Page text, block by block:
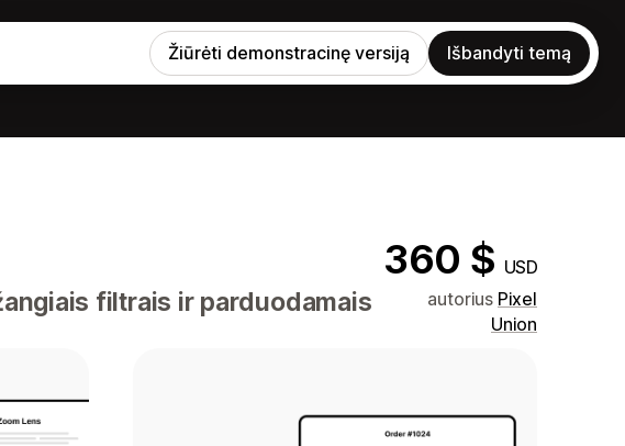
Žiūrėti demonstracinę versiją Išbandyti temą
360 $ USD
filtrais ir parduodamais
autorius Pixel
Union